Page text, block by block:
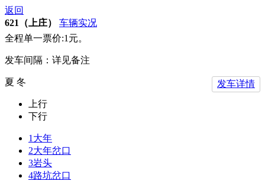
返回
621（上庄）
车辆实况
全程单一票价:1元。
发车间隔：详见备注
夏 冬
发车详情
上行
下行
1 大年
2大年岔口
3岩头
4路坑岔口